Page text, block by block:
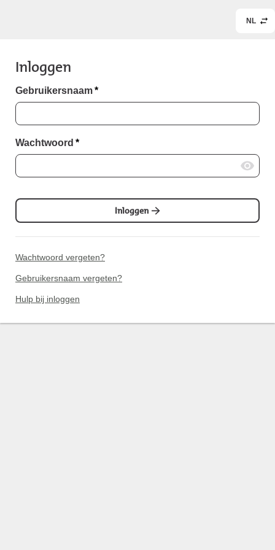
NL
Inloggen
Gebruikersnaam*
Wachtwoord *
Inloggen
Wachtwoord vergeten?
Gebruikersnaam vergeten?
Hulp bij inloggen